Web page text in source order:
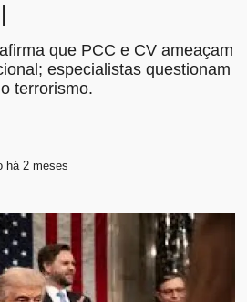
que PCC e CV ameaçam
especialistas questionam
terrorismo.
há 2 meses